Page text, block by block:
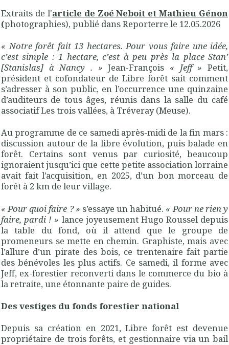
Extraits de l'article de Zoé Neboit et Mathieu Génon
(photographies), publié dans Reporterre le 12.05.2026
« Notre forêt fait 13 hectares. Pour vous faire une idée,
c’est simple : 1 hectare, c’est à peu près la place Stan’
[Stanislas] à Nancy . » Jean-François « Jeff » Petit,
président et cofondateur de Libre forêt sait comment
s’adresser à son public, en l’occurrence une quinzaine
d’auditeurs de tous âges, réunis dans la salle du café
associatif Les trois vallées, à Tréveray (Meuse).
Au programme de ce samedi après-midi de la fin mars :
discussion autour de la libre évolution, puis balade en
forêt. Certains sont venus par curiosité, beaucoup
ignoraient jusqu’ici que cette petite association lorraine
avait fait l’acquisition, en 2025, d’un bon morceau de
forêt à 2 km de leur village.
« Pour quoi faire ?» s’essaye un habitué. « Pour ne rien y
faire, pardi ! » lance joyeusement Hugo Roussel depuis
la table du fond, où il attend que le groupe de
promeneurs se mette en chemin. Graphiste, mais avec
l’allure d’un pirate des bois, ce trentenaire fait partie
des bénévoles les plus actifs. Ce samedi, il forme avec
Jeff, ex-forestier reconverti dans le commerce du bio à
la retraite, une étonnante paire de guides.
Des vestiges du fonds forestier national
Depuis sa création en 2021, Libre forêt est devenue
propriétaire de trois forêts, et gestionnaire via un bail